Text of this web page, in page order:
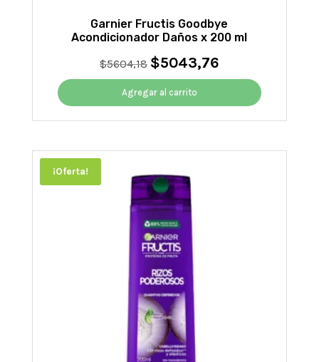
Garnier Fructis Goodbye
Acondicionador Daños x 200 ml
$5604,18 El
precio
original
era:
$5604,18.
$5043,76El
precio
es:
$5043,76.
Agregar al carrito
¡Oferta!